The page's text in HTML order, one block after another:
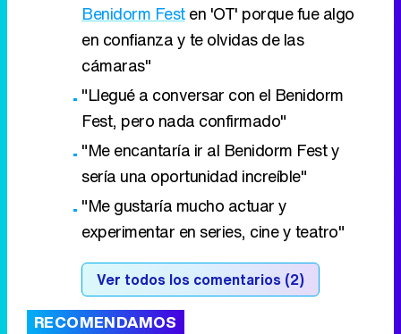
Benidorm Festen 'OT' porque fue algo
en confianza y te olvidas de las
cámaras"
"Llegué a conversar con el Benidorm
Fest, pero nada confirmado"
"Me encantaría ir al Benidorm Fest y
sería una oportunidad increíble"
"Me gustaría mucho actuar y
experimentar en series, cine y teatro"
Ver todos los comentarios (2)
RECOMENDAMOS